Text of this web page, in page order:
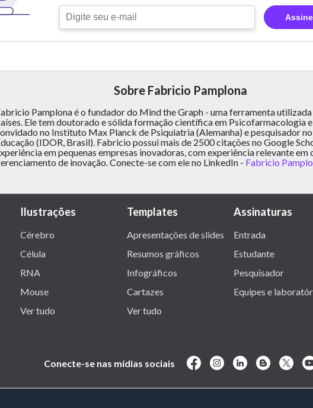
Assine
Sobre Fabricio Pamplona
Pamplona é o fundador do Mind the Graph - uma ferramenta
Ele tem doutorado e sólida formação científica em Psicofarmacologia
no Instituto Max Planck de Psiquiatria (Alemanha) e pesquisador
(IDOR, Brasil). Fabricio possui mais de 2500 citações no Google
em pequenas empresas inovadoras, com experiência relevante em
de inovação. Conecte-se com ele no LinkedIn - Fabricio
Ilustrações
Cérebro
Célula
RNA
Mouse
Ver tudo
Templates
Apresentações de slides
Resumos gráficos
Infográficos
Cartazes
Ver tudo
Assinaturas
Entrada
Estudante
Pesquisador
Equipes e
Conecte-se nas mídias sociais